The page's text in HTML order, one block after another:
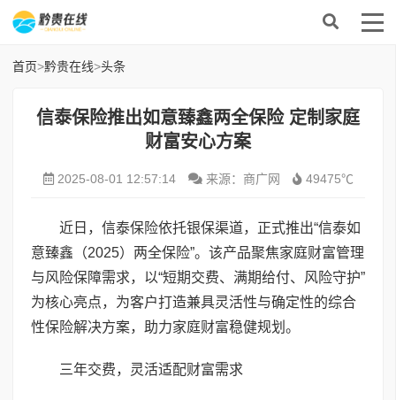
首页>黔贵在线>头条
信泰保险推出如意臻鑫两全保险 定制家庭
财富安心方案
2025-08-01 12:57:14 来源：商广网 49475℃
近日，信泰保险依托银保渠道，正式推出“信泰如
意臻鑫（2025）两全保险”。该产品聚焦家庭财富管理
与风险保障需求，以“短期交费、满期给付、风险守护”
为核心亮点，为客户打造兼具灵活性与确定性的综合
性保险解决方案，助力家庭财富稳健规划。
三年交费，灵活适配财富需求